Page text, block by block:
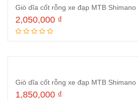
2,050,000 ₫
1,850,000 ₫